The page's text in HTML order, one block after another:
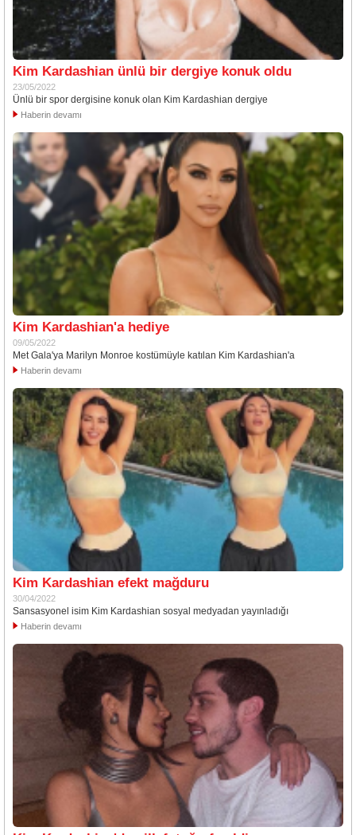
Kim Kardashian ünlü bir dergiye konuk oldu
23/05/2022
Ünlü bir spor dergisine konuk olan Kim Kardashian dergiye
Haberin devamı
Kim Kardashian'a hediye
09/05/2022
Met Gala'ya Marilyn Monroe kostümüyle katılan Kim Kardashian'a
Haberin devamı
Kim Kardashian efekt mağduru
30/04/2022
Sansasyonel isim Kim Kardashian sosyal medyadan yayınladığı
Haberin devamı